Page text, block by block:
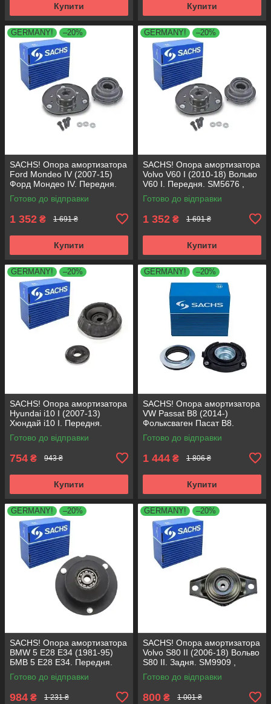
Купити Купити
GERMANY! –20%
SACHS! Опора амортизатора
Ford Mondeo IV (2007-15)
Форд Мондео IV. Передня.
SM5676 , 803053 , KB652.30
Готово до відправки
1 352 ₴ 1 691 ₴
Купити
GERMANY! –20%
SACHS! Опора амортизатора
Volvo V60 I (2010-18) Вольво
V60 I. Передня. SM5676 ,
803053 , KB652.30
Готово до відправки
1 352 ₴ 1 691 ₴
Купити
GERMANY! –20%
SACHS! Опора амортизатора
Hyundai i10 I (2007-13)
Хюндай i10 I. Передня.
SM5818 , 801063 , KB689.27 ,
VKDA88511
Готово до відправки
754 ₴ 943 ₴
Купити
GERMANY! –20%
SACHS! Опора амортизатора
VW Passat B8 (2014-)
Фольксваген Пасат B8.
Передня. 803024 , KB657.27 ,
VKDA35167
Готово до відправки
1 444 ₴ 1 806 ₴
Купити
GERMANY! –20%
SACHS! Опора амортизатора
BMW 5 E28 E34 (1981-95)
БМВ 5 Е28 Е34. Передня.
SM1000 , 803151 , KB650.00 ,
VKDC35801
Готово до відправки
984 ₴ 1 231 ₴
GERMANY! –20%
SACHS! Опора амортизатора
Volvo S80 II (2006-18) Вольво
S80 II. Задня. SM9909 ,
802416 , KB952.10 ,
VKDA40436
Готово до відправки
800 ₴ 1 001 ₴